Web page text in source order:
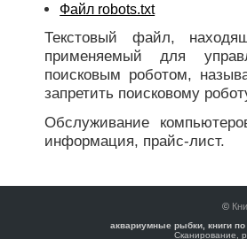
Файл robots.txt
Текстовый файл,
применяемый для
поисковым роботом,
запретить поисковому
Обслуживание
информация, прайс-лист.
©
аквариумные рыбки, книги
Сканирование,